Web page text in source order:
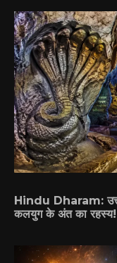
Hindu Dharam:
कलयुग के अंत का रहस्य!